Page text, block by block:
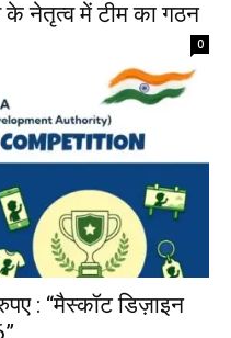
के नेतृत्व में टीम का गठन
0
: “मैस्कॉट डिज़ाइन